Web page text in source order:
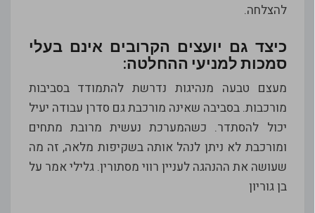
להצלחה.
כיצד גם יועצים הקרובים אינם בעלי
סמכות למניעי ההחלטה:
מעצם טבעה מנהיגות נדרשת להתמודד בסביבות
מורכבות. בסביבה שאינה מורכבת גם סדרן עבודה יעיל
יכול להסתדר. כשהמערכת נעשית מרובת מתחים
ומורכבת לא ניתן לנהל אותה בשקיפות מלאה, זה מה
שעושה את ההנהגה לעניין רווי מסתורין. גלילי אמר על
בן גוריון